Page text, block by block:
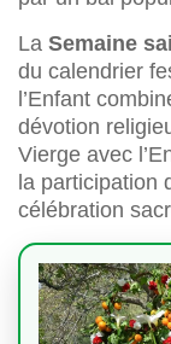
La Semaine
du calendrier
l’Enfant
dévotion
Vierge avec
la participation
célébration